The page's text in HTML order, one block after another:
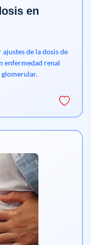
en
de la dosis de
enfermedad renal